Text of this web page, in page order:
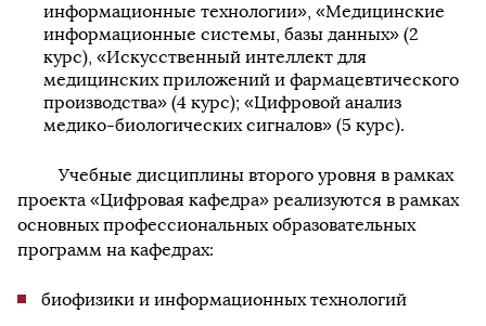
информационные технологии», «Медицинские
информационные системы, базы данных» (2
курс), «Искусственный интеллект для
медицинских приложений и фармацевтического
производства» (4 курс); «Цифровой анализ
медико-биологических сигналов» (5 курс).
Учебные дисциплины второго уровня в рамках
проекта «Цифровая кафедра» реализуются в рамках
основных профессиональных образовательных
программ на кафедрах:
биофизики и информационных технологий